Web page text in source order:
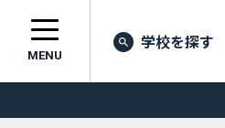
MENU
学校を探す